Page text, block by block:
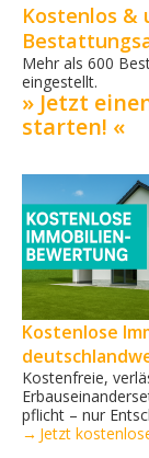
Kostenlos &
Mehr als 600
eingestellt.
» Jetzt
starten! «
Kostenlose
Kostenfreie,
pflicht – nur
→ Jetzt